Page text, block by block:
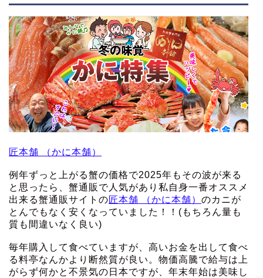
匠本舗 （かに本舗）
例年ずっと上がる蟹の価格で2025年もその波が来る
と思ったら、蟹通販で人気があり私自身一番オススメ
出来る蟹通販サイトの匠本舗 （かに本舗） のカニが
とんでもなく安くなっていました！！(もちろん量も
質も間違いなく良い)
毎年購入して食べていますが、高いお金を出して食べ
る料亭なんかより断然質が良い。物価高騰で給与は上
がらず何かと不景気の日本ですが、年末年始は美味し